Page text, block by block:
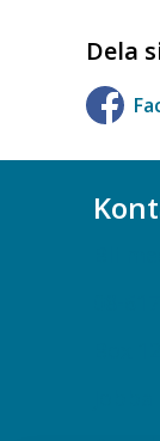
Dela